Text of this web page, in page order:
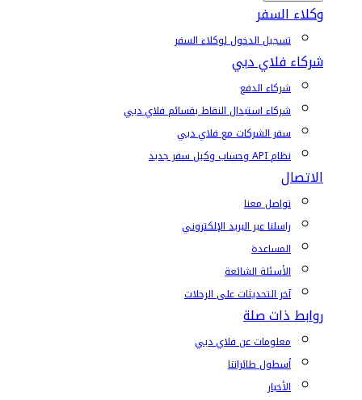
وكلاء السفر
تسجيل الدخول لوكلاء السفر
شركاء فلاي دبي
شركاء الدفع
شركاء استبدال النقاط بقسائم فلاي دبي
سفر الشركات مع فلاي دبي
نظام API وحساب وكيل سفر جديد
الاتصال
تواصل معنا
راسلنا عبر البريد الإلكتروني
المساعدة
الأسئلة الشائعة
آخر التحديثات على الرحلات
روابط ذات صلة
معلومات عن فلاي دبي
أسطول طائراتنا
الأخبار